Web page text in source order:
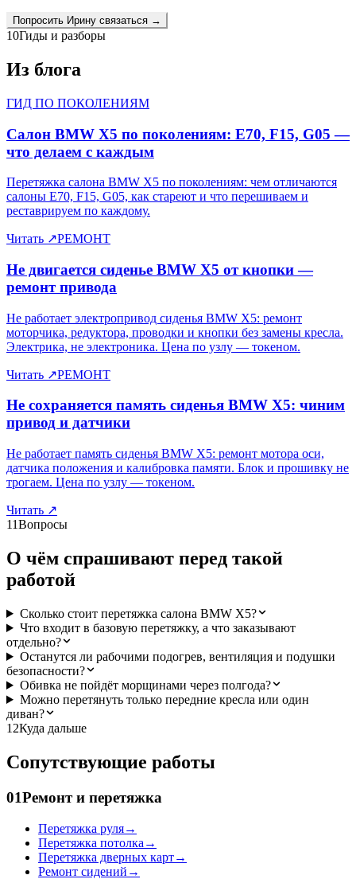
Попросить Ирину связаться →
10Гиды и разборы
Из блога
ГИД ПО ПОКОЛЕНИЯМ
Салон BMW X5 по поколениям: E70, F15, G05 —
что делаем с каждым
Перетяжка салона BMW X5 по поколениям: чем отличаются
салоны E70, F15, G05, как стареют и что перешиваем и
реставрируем по каждому.
Читать ↗РЕМОНТ
Не двигается сиденье BMW X5 от кнопки —
ремонт привода
Не работает электропривод сиденья BMW X5: ремонт
моторчика, редуктора, проводки и кнопки без замены кресла.
Электрика, не электроника. Цена по узлу — токеном.
Читать ↗РЕМОНТ
Не сохраняется память сиденья BMW X5: чиним
привод и датчики
Не работает память сиденья BMW X5: ремонт мотора оси,
датчика положения и калибровка памяти. Блок и прошивку не
трогаем. Цена по узлу — токеном.
Читать ↗
11Вопросы
О чём спрашивают перед такой
работой
Сколько стоит перетяжка салона BMW X5?
Что входит в базовую перетяжку, а что заказывают
отдельно?
Останутся ли рабочими подогрев, вентиляция и подушки
безопасности?
Обивка не пойдёт морщинами через полгода?
Можно перетянуть только передние кресла или один
диван?
12Куда дальше
Сопутствующие работы
01Ремонт и перетяжка
Перетяжка руля→
Перетяжка потолка →
Перетяжка дверных карт→
Ремонт сидений →